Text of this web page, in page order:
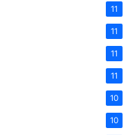
11
11
11
11
10
10